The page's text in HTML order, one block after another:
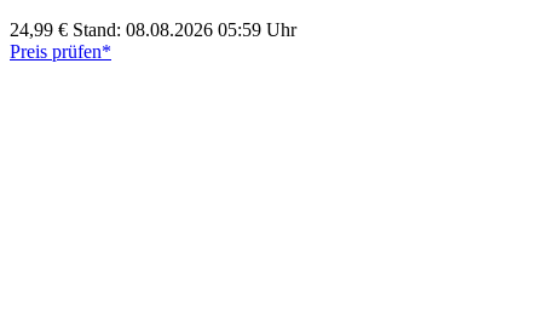
24,99 € Stand: 08.08.2026 05:59 Uhr
Preis prüfen*